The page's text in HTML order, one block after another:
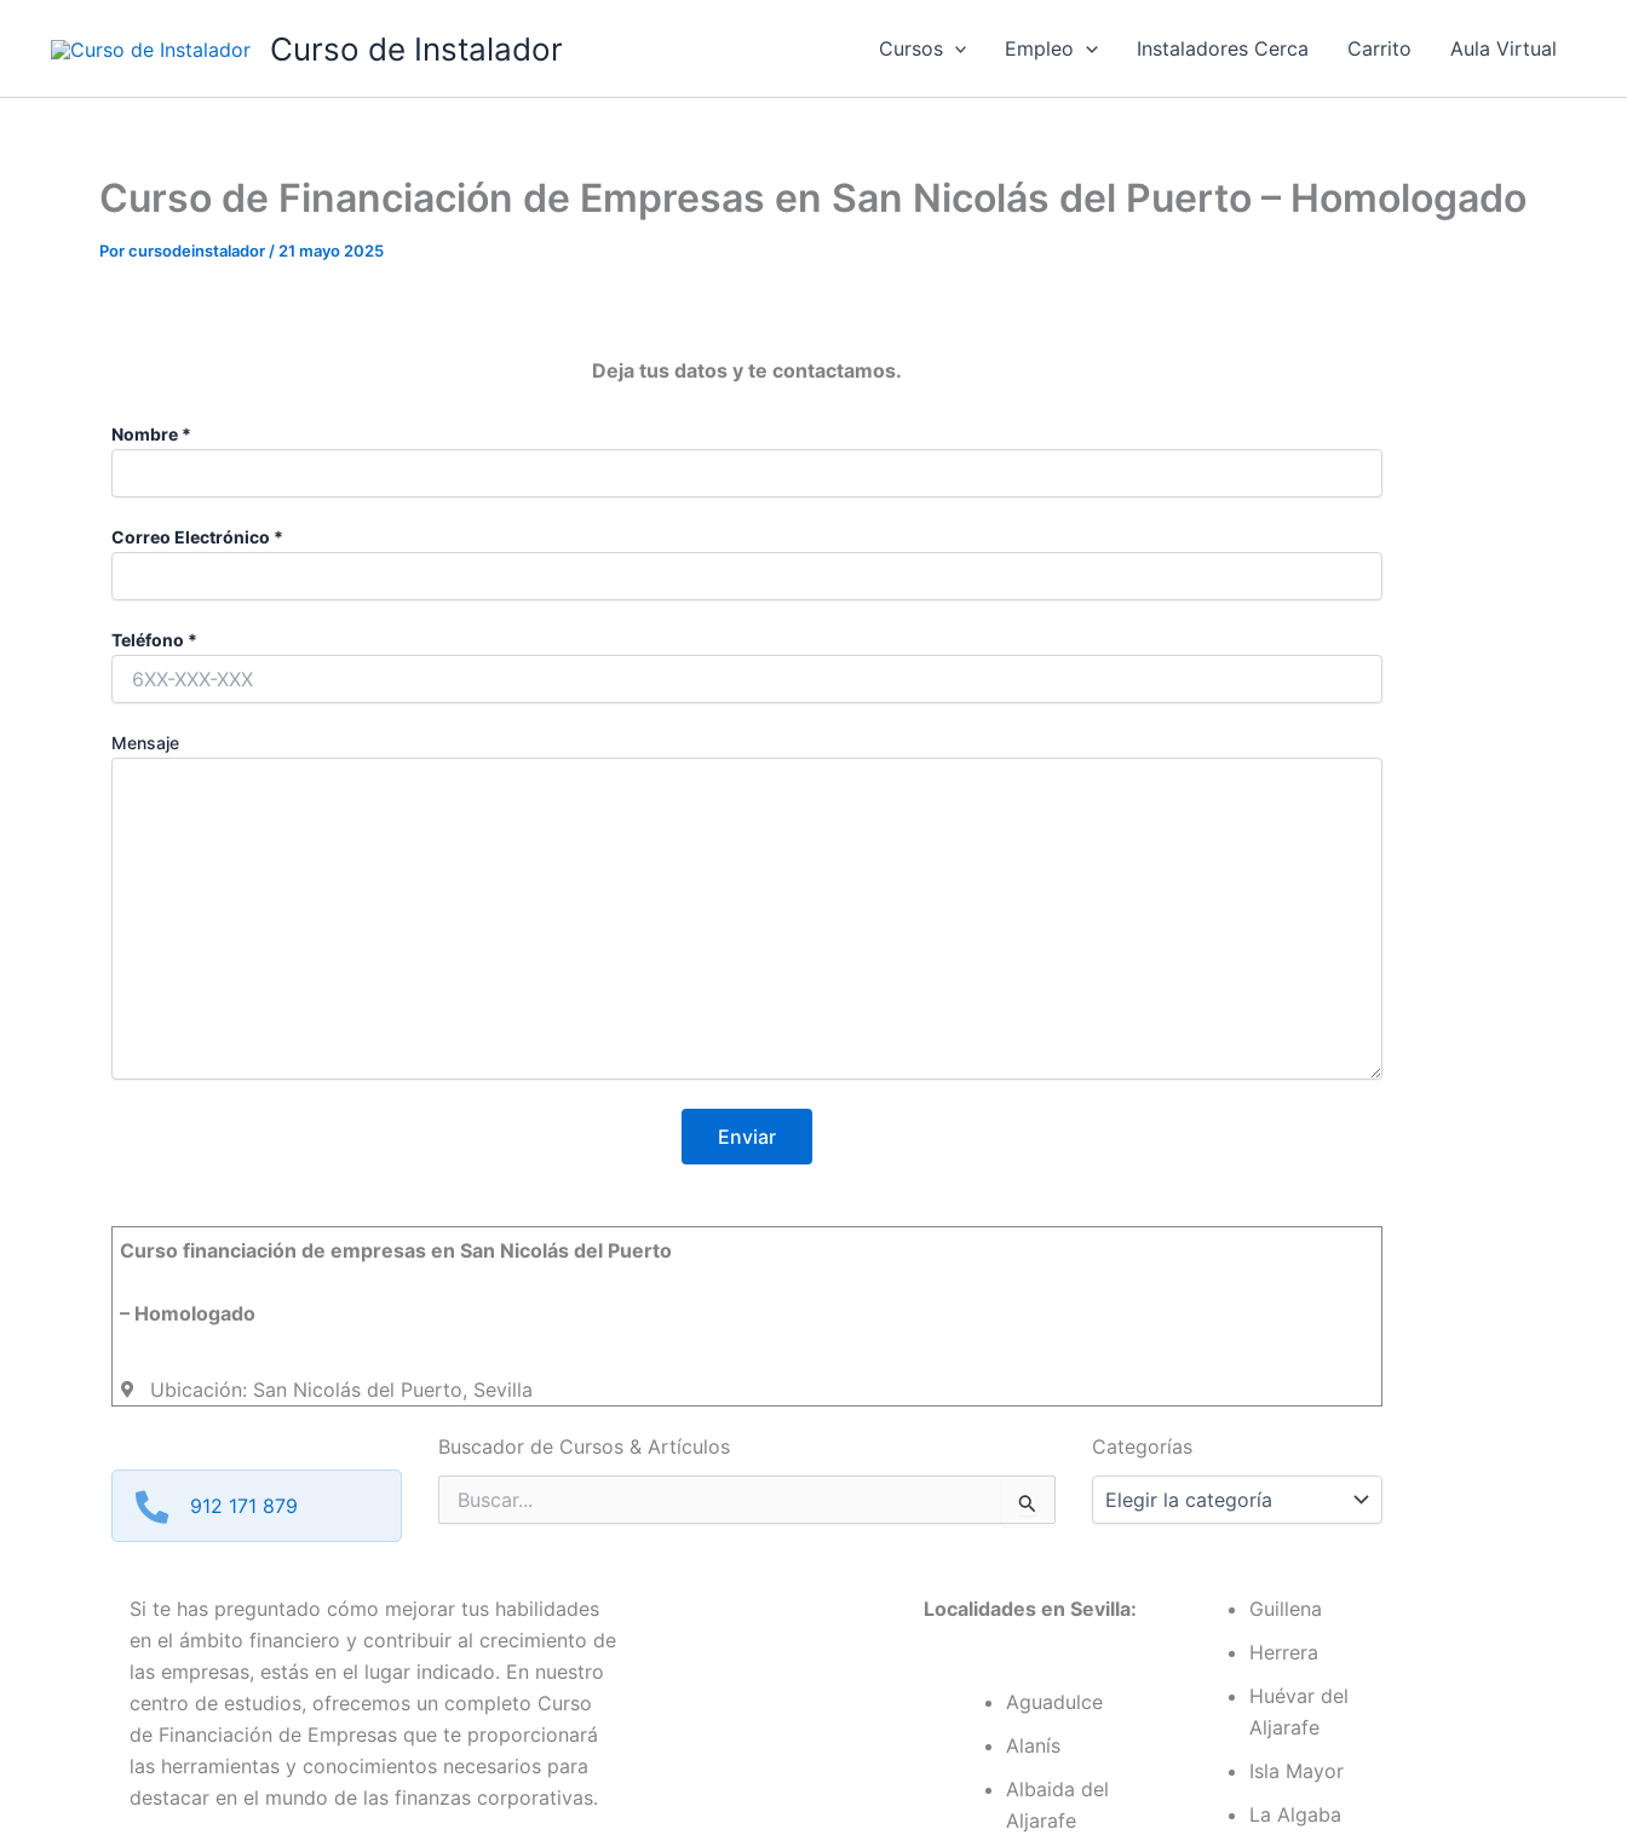
Curso de Instalador Cursos Empleo Instaladores Cerca Carrito Aula Virtual
Curso de Financiación de Empresas en San Nicolás del Puerto – Homologado
Porcursodeinstalador / 21 mayo 2025
Deja tus datos y te contactamos.
Nombre *
Correo Electrónico *
Teléfono *
Mensaje
Curso financiación de empresas en San Nicolás del Puerto
– Homologado
Ubicación: San Nicolás del Puerto, Sevilla
912 171 879
Buscador de Cursos & Artículos
Buscar
por:
Categorías
Categorías
Si te has preguntado cómo mejorar tus habilidades
en el ámbito financiero y contribuir al crecimiento de
las empresas, estás en el lugar indicado. En nuestro
centro de estudios, ofrecemos un completo Curso
de Financiación de Empresas que te proporcionará
las herramientas y conocimientos necesarios para
destacar en el mundo de las finanzas corporativas.
Localidades en Sevilla:
Aguadulce
Alanís
Albaida del
Aljarafe
Guillena
Herrera
Huévar del
Aljarafe
Isla Mayor
La Algaba